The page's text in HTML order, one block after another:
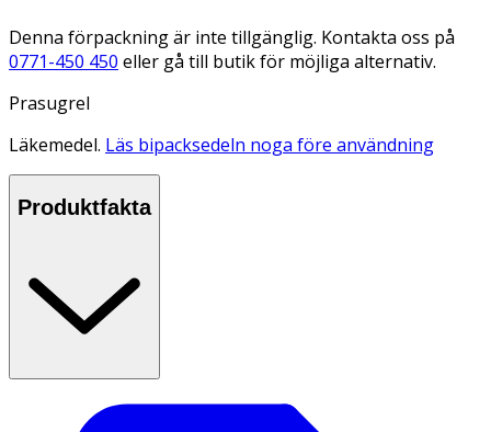
Denna förpackning är inte tillgänglig. Kontakta oss på
0771-450 450 eller gå till butik för möjliga alternativ.
Prasugrel
Läkemedel. Läs bipacksedeln noga före användning
Produktfakta